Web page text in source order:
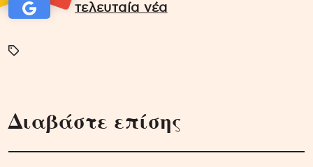
τελευταία νέα
Διαβάστε επίσης